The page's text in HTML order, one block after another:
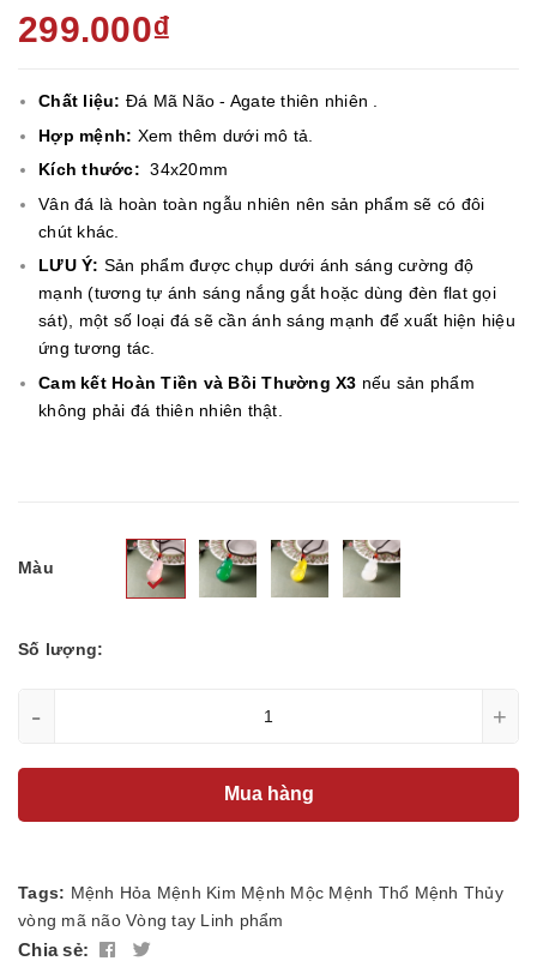
299.000₫
Chất liệu: Đá Mã Não - Agate thiên nhiên .
Hợp mệnh: Xem thêm dưới mô tả.
Kích thước: 34x20mm
Vân đá là hoàn toàn ngẫu nhiên nên sản phẩm sẽ có đôi
chút khác.
LƯU Ý: Sản phẩm được chụp dưới ánh sáng cường độ
mạnh (tương tự ánh sáng nắng gắt hoặc dùng đèn flat gọi
sát), một số loại đá sẽ cần ánh sáng mạnh để xuất hiện hiệu
ứng tương tác.
Cam kết Hoàn Tiền và Bồi Thường X3 nếu sản phẩm
không phải đá thiên nhiên thật.
Màu
Số lượng:
- +
Mua hàng
Tags: Mệnh Hỏa Mệnh Kim Mệnh Mộc Mệnh Thổ Mệnh Thủy
vòng mã não Vòng tay Linh phẩm
Chia sẻ: